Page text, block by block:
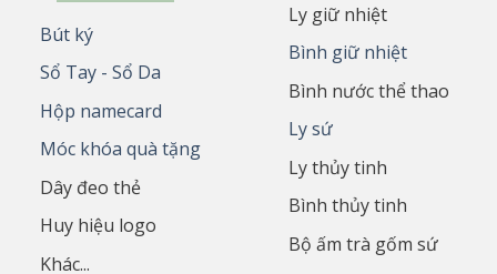
Bút ký
Sổ Tay - Sổ Da
Hộp namecard
Móc khóa quà tặng
Dây đeo thẻ
Huy hiệu logo
Khác...
Ly giữ nhiệt
Bình giữ nhiệt
Bình nước thể thao
Ly sứ
Ly thủy tinh
Bình thủy tinh
Bộ ấm trà gốm sứ